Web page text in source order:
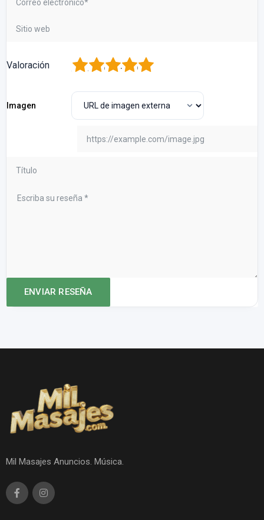
Valoración 5
4
3
2
Imagen
Mil Masajes Anuncios. Música.